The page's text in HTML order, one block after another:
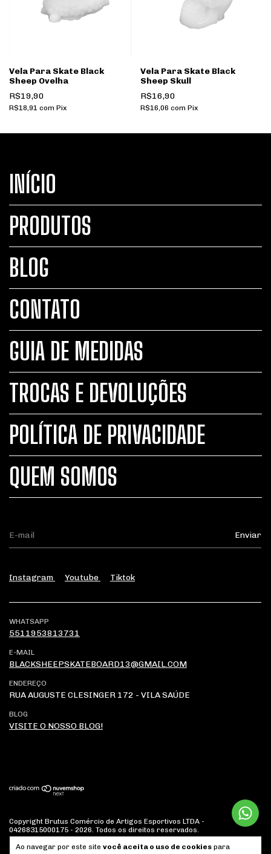
Ao navegar por este site você aceita o uso de cookies para
Vela Para Skate Black
Sheep Ovelha
R$19,90
R$18,91 com Pix
Vela Para Skate Black
Sheep Skull
R$16,90
R$16,06 com Pix
INÍCIO
PRODUTOS
BLOG
CONTATO
GUIA DE MEDIDAS
TROCAS E DEVOLUÇÕES
POLÍTICA DE PRIVACIDADE
QUEM SOMOS
Instagram Youtube Tiktok
WHATSAPP
5511953813731
E-MAIL
BLACKSHEEPSKATEBOARD13@GMAIL.COM
ENDEREÇO
RUA AUGUSTE CLESINGER 172 - VILA SAÚDE
BLOG
VISITE O NOSSO BLOG!
Copyright Brutus Comércio de Artigos Esportivos LTDA -
04268315000175 - 2026. Todos os direitos reservados.